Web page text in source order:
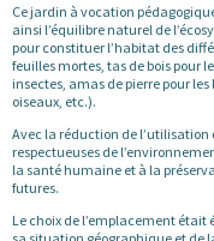
Ce jardin à vocation
ainsi l’équilibre naturel de
pour constituer l’habitat des
feuilles mortes, tas de bois pour
insectes, amas de pierre pour
oiseaux, etc.).
Avec la réduction de
respectueuses de
la santé humaine et à la
futures.
Le choix de l’emplacement